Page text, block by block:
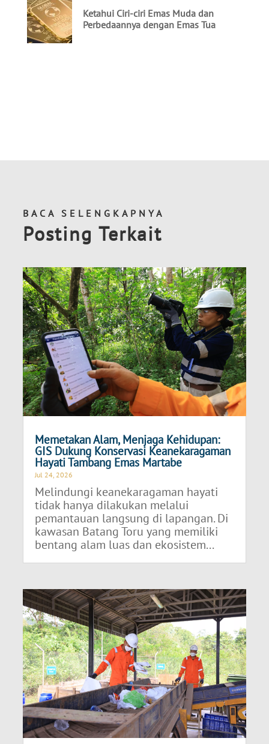
BACA SELENGKAPNYA
Posting Terkait
Memetakan Alam, Menjaga Kehidupan:
GIS Dukung Konservasi Keanekaragaman
Hayati Tambang Emas Martabe
Jul 24, 2026
Melindungi keanekaragaman hayati
tidak hanya dilakukan melalui
pemantauan langsung di lapangan. Di
kawasan Batang Toru yang memiliki
bentang alam luas dan ekosistem...